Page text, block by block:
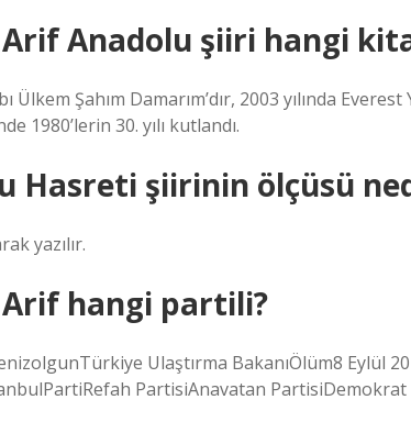
Anadolu şiiri hangi
Ülkem Şahım Damarım’dır, 2003 yılında Everest
1980’lerin 30. yılı kutlandı.
Hasreti şiirinin ölçüsü
yazılır.
hangi partili?
Ulaştırma BakanıÖlüm8 Eylül
PartisiAnavatan PartisiDemokrat